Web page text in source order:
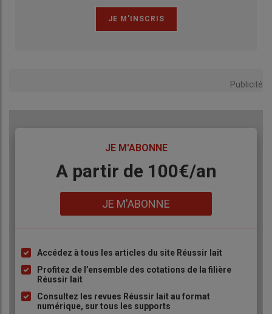
Publicité
JE M'ABONNE
BodyA partir de 100€/an
JE M'ABONNE
Liste
à
puce
Accédez à tous les articles du site Réussir lait
Profitez de l’ensemble des cotations de la filière
Réussir lait
Consultez les revues Réussir lait au format
numérique, sur tous les supports